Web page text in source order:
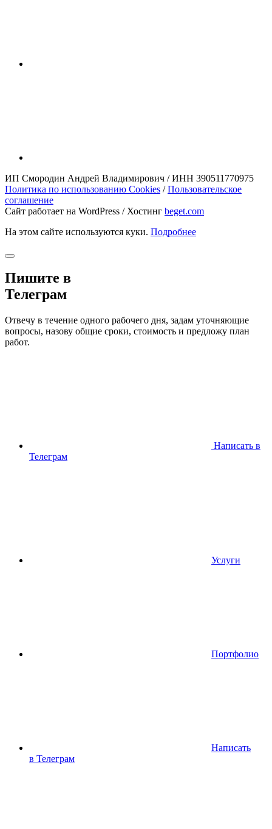
ИП Смородин Андрей Владимирович / ИНН 390511770975
Политика по использованию Cookies /Пользовательское
соглашение
Сайт работает на WordPress / Хостинг beget.com
На этом сайте используются куки. Подробнее
Пишите в
Телеграм
Отвечу в течение одного рабочего дня, задам уточняющие
вопросы, назову общие сроки, стоимость и предложу план
работ.
Написать в
Телеграм
Услуги
Портфолио
Написать
в Телеграм